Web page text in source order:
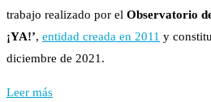
trabajo realizado por el Observatorio
¡YA!’, entidad creada en 2011 y
diciembre de 2021.
Leer más